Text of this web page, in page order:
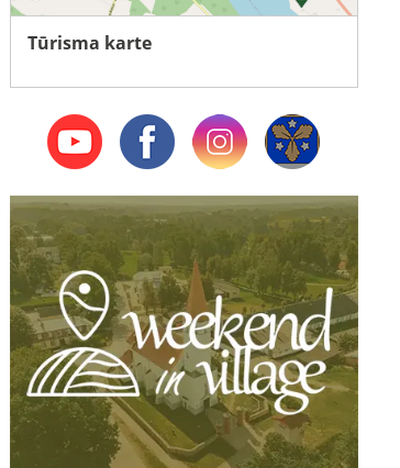
Tūrisma karte